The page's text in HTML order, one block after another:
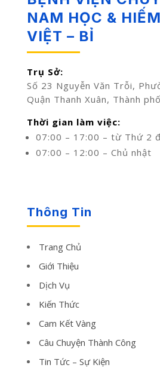
NAM HỌC &
VIỆT – BỈ
Trụ Sở:
Số 23 Nguyễn Văn Trỗi,
Quận Thanh Xuân, Thành
Thời gian làm việc:
07:00 – 17:00 – từ Thứ 2
07:00 – 12:00 – Chủ nhật
Thông Tin
Trang Chủ
Giới Thiệu
Dịch Vụ
Kiến Thức
Cam Kết Vàng
Câu Chuyện Thành Công
Tin Tức – Sự Kiện